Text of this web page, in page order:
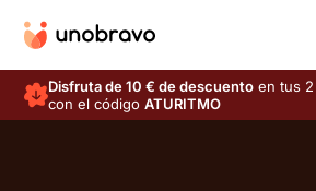
Disfruta de 10 € de descuento en tus
con el códigoATURITMO